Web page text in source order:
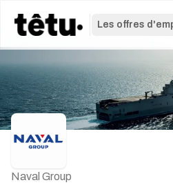
Les offres
Naval Group